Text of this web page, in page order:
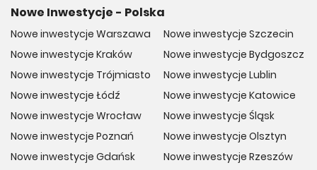
Nowe Inwestycje - Polska
Nowe inwestycje Warszawa
Nowe inwestycje Kraków
Nowe inwestycje Trójmiasto
Nowe inwestycje Łódź
Nowe inwestycje Wrocław
Nowe inwestycje Poznań
Nowe inwestycje Gdańsk
Nowe inwestycje Szczecin
Nowe inwestycje Bydgoszcz
Nowe inwestycje Lublin
Nowe inwestycje Katowice
Nowe inwestycje Śląsk
Nowe inwestycje Olsztyn
Nowe inwestycje Rzeszów